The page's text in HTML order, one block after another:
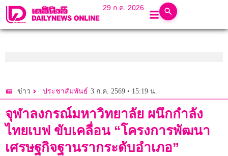
29 ก.ค. 2026
ข่าว ประชาสัมพันธ์ 3 ก.ค. 2569 • 15:19 น.
จุฬาลงกรณ์มหาวิทยาลัย ผนึกกำลัง
ไทยเบฟ ขับเคลื่อน “โครงการพัฒนา
เศรษฐกิจฐานรากระดับอำเภอ”